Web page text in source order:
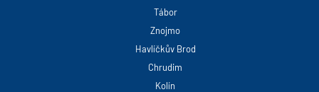
Tábor
Znojmo
Havlíčkův Brod
Chrudim
Kolín